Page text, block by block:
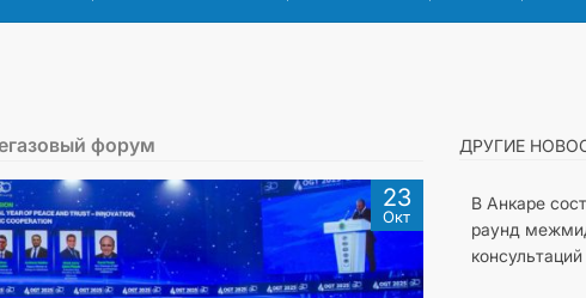
ТУРКМЕНИСТАН
СРОКА ПАСПОРТА
форум
23
Окт
ДРУГИЕ
В Анкаре
раунд